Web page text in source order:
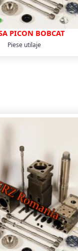
PICON BOBCAT
Piese utilaje